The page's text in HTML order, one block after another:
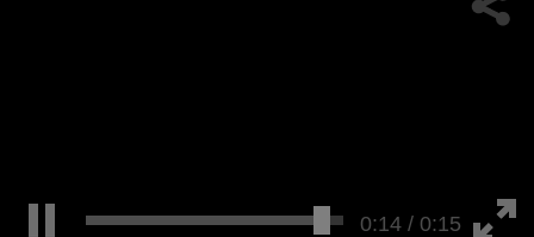
0:15 / 0:15